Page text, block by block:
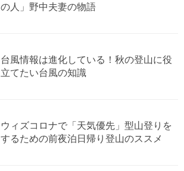
の人」野中夫妻の物語
台風情報は進化している！秋の登山に役
立てたい台風の知識
ウィズコロナで「天気優先」型山登りを
するための前夜泊日帰り登山のススメ